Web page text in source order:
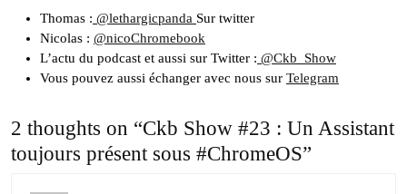
Thomas : @lethargicpanda Sur twitter
Nicolas : @nicoChromebook
L’actu du podcast et aussi sur Twitter : @Ckb_Show
Vous pouvez aussi échanger avec nous sur Telegram
2 thoughts on “Ckb Show #23 : Un Assistant
toujours présent sous #ChromeOS”